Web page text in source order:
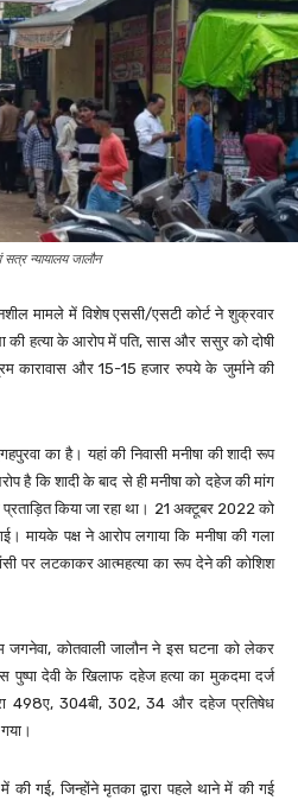
सत्र न्यायालय जालौन
मामले में विशेष एससी/एसटी कोर्ट ने शुक्रवार
की हत्या के आरोप में पति, सास और ससुर को दोषी
कारावास और 15-15 हजार रुपये के जुर्माने की
का है। यहां की निवासी मनीषा की शादी रूप
है कि शादी के बाद से ही मनीषा को दहेज की मांग
किया जा रहा था। 21 अक्टूबर 2022 को
मायके पक्ष ने आरोप लगाया कि मनीषा की गला
पर लटकाकर आत्महत्या का रूप देने की कोशिश
जगनेवा, कोतवाली जालौन ने इस घटना को लेकर
देवी के खिलाफ दहेज हत्या का मुकदमा दर्ज
498ए, 304बी, 302, 34 और दहेज प्रतिषेध
गई, जिन्होंने मृतका द्वारा पहले थाने में की गई